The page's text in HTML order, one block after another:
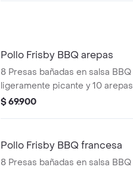
Pollo Frisby BBQ arepas
8 Presas bañadas en salsa BBQ
ligeramente picante y 10 arepas
$ 69.900
Pollo Frisby BBQ francesa
8 Presas bañadas en salsa BBQ